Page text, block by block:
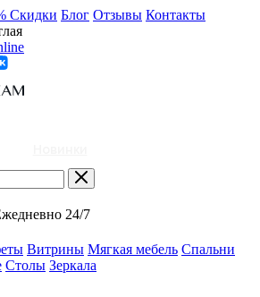
Скидки Блог Отзывы Контакты
24/7
Витрины Мягкая мебель Спальни
Столы Зеркала